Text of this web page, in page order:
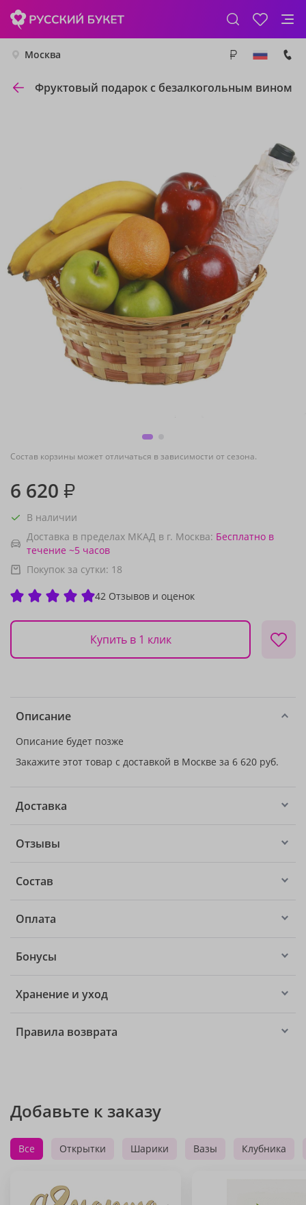
Москва
Фруктовый подарок с безалкогольным вином
Состав корзины может отличаться в зависимости от сезона.
6 620 ₽
В наличии
Доставка в пределах МКАД в г. Москва: Бесплатно в
течение ~5 часов
Покупок за сутки: 18
42 Отзывов и оценок
Купить в 1 клик
Описание
Описание будет позже
Закажите этот товар с доставкой в Москве за 6 620 руб.
Доставка
Отзывы
Состав
Оплата
Бонусы
Хранение и уход
Правила возврата
Добавьте к заказу
Все Открытки Шарики Вазы Клубника